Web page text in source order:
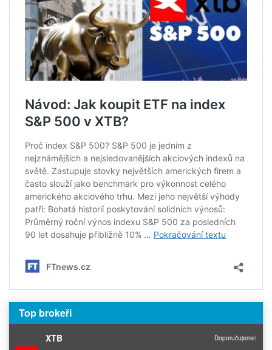
Top brokeři
XTB Doporučujeme!